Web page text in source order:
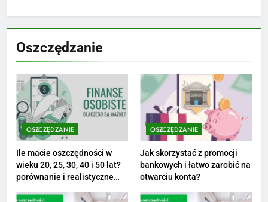
8
1
Ile zarabia striptizer: poznaj
aktualne stawki męskiego
striptizera
ZAROBKI
2
Ile zarabia psycholog szkolny:
Oszczędzanie
OSZCZĘDZANIE
Ile macie oszczędności w
wieku 20, 25, 30, 40 i 50 lat?
porównanie i realistyczne
OSZCZĘDZANIE
Jak skorzystać z promocji
bankowych i łatwo zarobić na
otwarciu konta?